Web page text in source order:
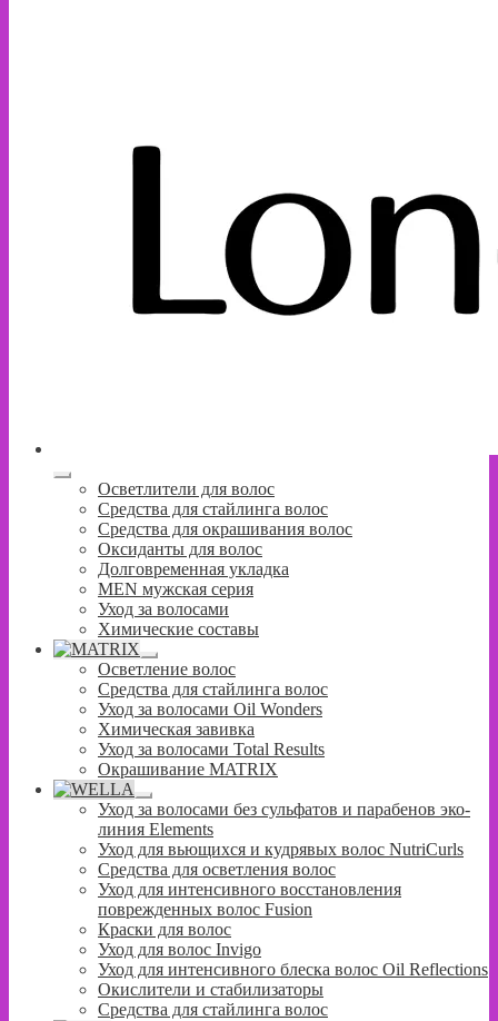
Развернутое
вложенное
меню
Осветлители для волос
Средства для стайлинга волос
Средства для окрашивания волос
Оксиданты для волос
Долговременная укладка
MEN мужская серия
Уход за волосами
Химические составы
Развернутое
вложенное
меню
Осветление волос
Средства для стайлинга волос
Уход за волосами Oil Wonders
Химическая завивка
Уход за волосами Total Results
Окрашивание MATRIX
Развернутое
вложенное
меню
Уход за волосами без сульфатов и парабенов эко-
линия Elements
Уход для вьющихся и кудрявых волос NutriCurls
Средства для осветления волос
Уход для интенсивного восстановления
поврежденных волос Fusion
Краски для волос
Уход для волос Invigo
Уход для интенсивного блеска волос Oil Reflections
Окислители и стабилизаторы
Средства для стайлинга волос